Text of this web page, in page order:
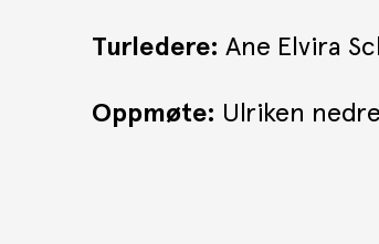
Turledere: Ane Elvira
Oppmøte: Ulriken